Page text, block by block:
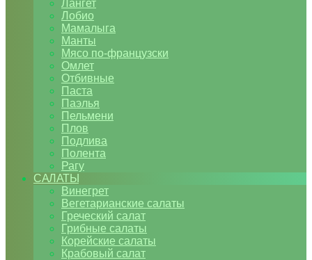
Лангет
Лобио
Мамалыга
Манты
Мясо по-французски
Омлет
Отбивные
Паста
Паэлья
Пельмени
Плов
Подлива
Полента
Рагу
САЛАТЫ
Винегрет
Вегетарианские салаты
Греческий салат
Грибные салаты
Корейские салаты
Крабовый салат